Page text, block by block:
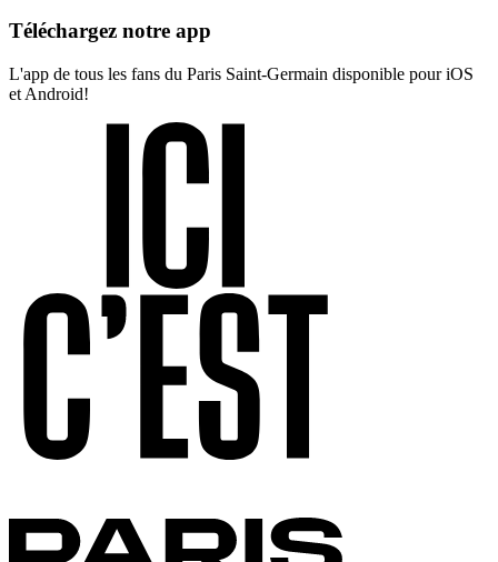
Téléchargez notre app
L'app de tous les fans du Paris Saint-Germain disponible pour iOS
et Android!